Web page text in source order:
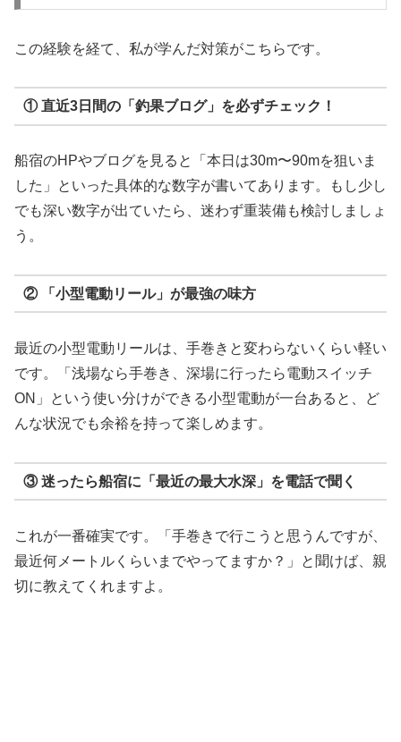
この経験を経て、私が学んだ対策がこちらです。
① 直近3日間の「釣果ブログ」を必ずチェック！
船宿のHPやブログを見ると「本日は30m〜90mを狙いま
した」といった具体的な数字が書いてあります。もし少し
でも深い数字が出ていたら、迷わず重装備も検討しましょ
う。
② 「小型電動リール」が最強の味方
最近の小型電動リールは、手巻きと変わらないくらい軽い
です。「浅場なら手巻き、深場に行ったら電動スイッチ
ON」という使い分けができる小型電動が一台あると、ど
んな状況でも余裕を持って楽しめます。
③ 迷ったら船宿に「最近の最大水深」を電話で聞く
これが一番確実です。「手巻きで行こうと思うんですが、
最近何メートルくらいまでやってますか？」と聞けば、親
切に教えてくれますよ。